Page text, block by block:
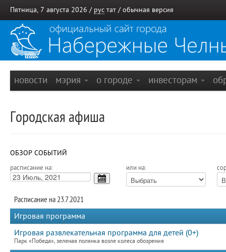
Пятница, 7 августа 2026 / рус тат / обычная версия
новости мэрия о городе инвесторам
Городская афиша
ОБЗОР СОБЫТИЙ
расписание на: или на:
Расписание на 23.7.2021
Игровая программа
Игровая развлекательная программа для детей (0+)
Парк «Победа», зеленая полянка возле колеса обозрения